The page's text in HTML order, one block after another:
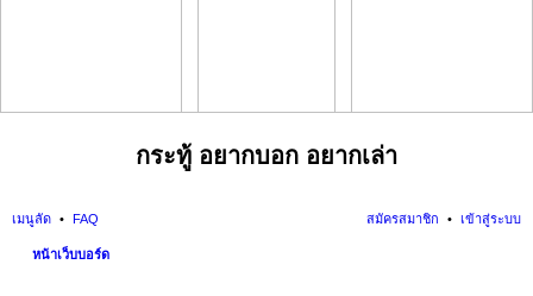
กระทู้ อยากบอก อยากเล่า
เมนูลัด FAQ เข้าสู่ระบบ
สมัครสมาชิก
หน้าเว็บบอร์ด